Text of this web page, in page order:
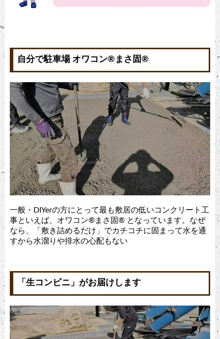
自分で駐車場 オワコン®︎まさ固®︎
一般・DIYerの方にとって最も敷居の低いコンクリート工
事といえば、オワコン®︎まさ固®︎ となっています。なぜ
なら、「敷き詰めるだけ」でカチコチに固まって水を通
すから水溜りや排水の心配もない
「生コンビニ」がお届けします